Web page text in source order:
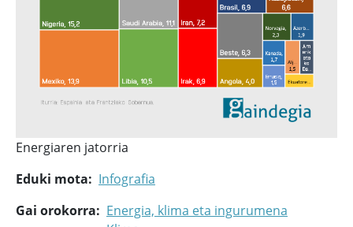
Energiaren jatorria
Eduki mota
Infografia
Gai orokorra
Energia, klima eta ingurumena